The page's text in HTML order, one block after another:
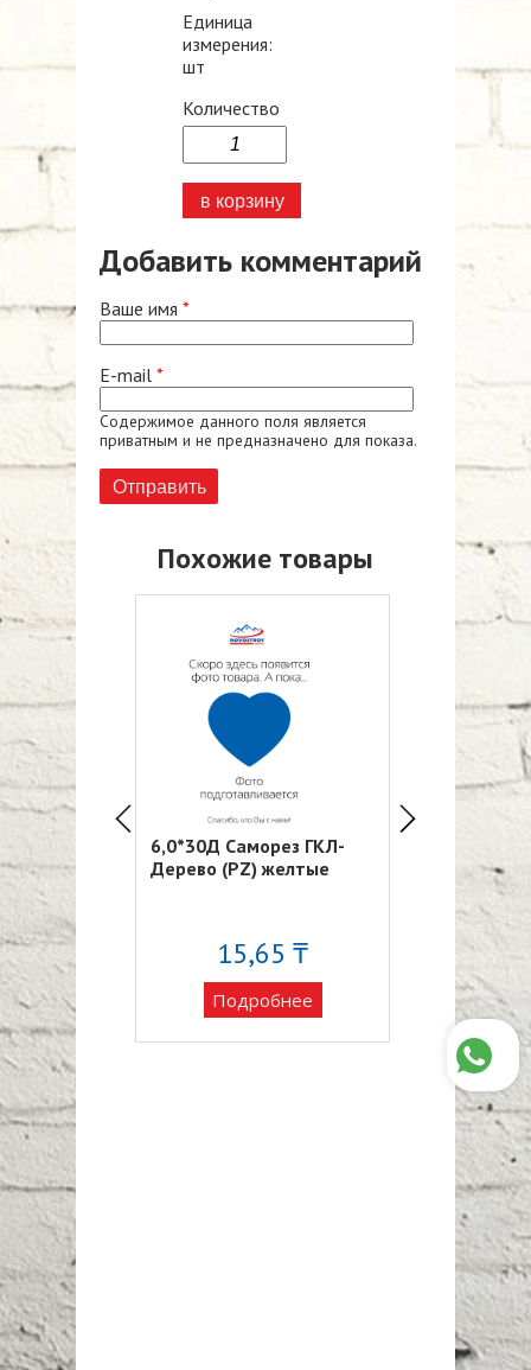
Единица
измерения:
шт
Количество
Добавить комментарий
Ваше имя *
E-mail *
Содержимое данного поля является
приватным и не предназначено для показа.
Похожие товары
ГКЛ-
₸
6,0*30Д Саморез ГКЛ-
Дерево (PZ) желтые
15,65 ₸
Подробнее
Дерево (PZ)